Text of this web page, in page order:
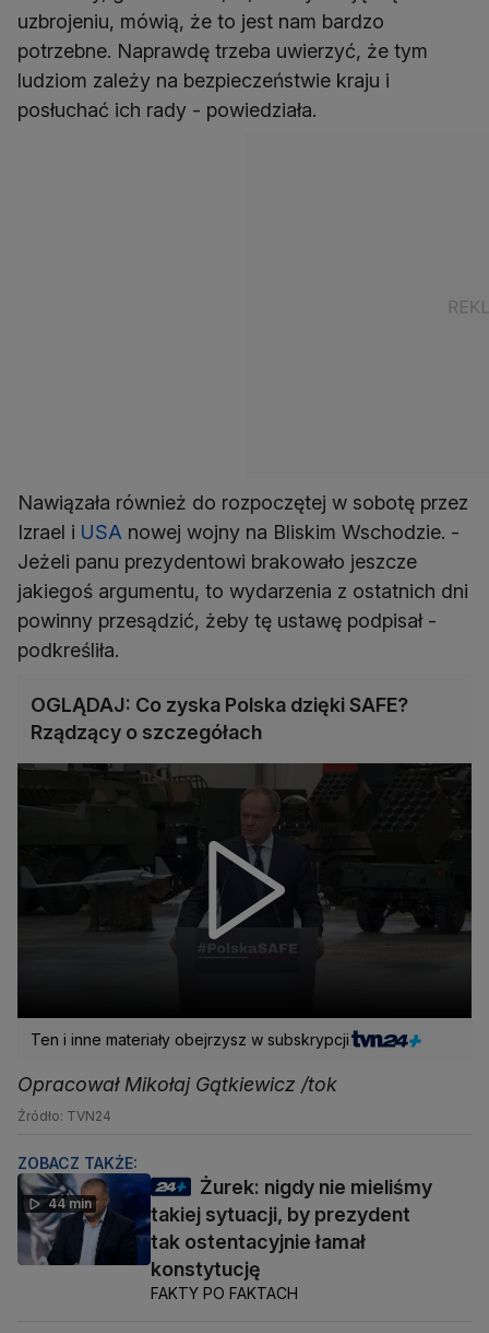
uzbrojeniu, mówią, że to jest nam bardzo
potrzebne. Naprawdę trzeba uwierzyć, że tym
ludziom zależy na bezpieczeństwie kraju i
posłuchać ich rady - powiedziała.
Nawiązała również do rozpoczętej w sobotę przez
Izrael i USA nowej wojny na Bliskim Wschodzie. -
Jeżeli panu prezydentowi brakowało jeszcze
jakiegoś argumentu, to wydarzenia z ostatnich dni
powinny przesądzić, żeby tę ustawę podpisał -
podkreśliła.
OGLĄDAJ: Co zyska Polska dzięki SAFE?
Rządzący o szczegółach
Ten i inne materiały obejrzysz w subskrypcji
Opracował Mikołaj Gątkiewicz /tok
Źródło: TVN24
ZOBACZ TAKŻE:
44 min
Żurek: nigdy nie mieliśmy
takiej sytuacji, by prezydent
tak ostentacyjnie łamał
konstytucję
FAKTY PO FAKTACH